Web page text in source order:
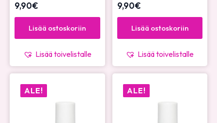
9,90€
Lisää ostoskoriin
Lisää toivelistalle
9,90€
Lisää ostoskoriin
Lisää toivelistalle
ALE! ALE!